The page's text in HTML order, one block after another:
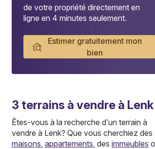
de votre propriété directement en
ligne en 4 minutes seulement.
Estimer gratuitement mon
bien
3 terrains à vendre à Lenk
Êtes-vous à la recherche d’un terrain à
vendre à Lenk? Que vous cherchiez des
maisons, appartements, des immeubles